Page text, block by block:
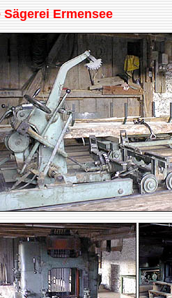
Sägerei Ermensee